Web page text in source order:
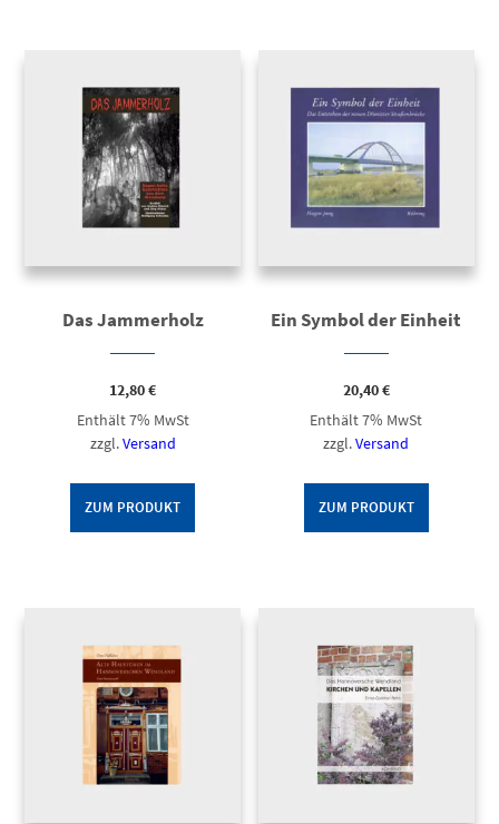
Das Jammerholz
12,80€
Enthält 7% MwSt
zzgl.Versand
ZUM PRODUKT
Ein Symbol der Einheit
20,40€
Enthält 7% MwSt
zzgl.Versand
ZUM PRODUKT